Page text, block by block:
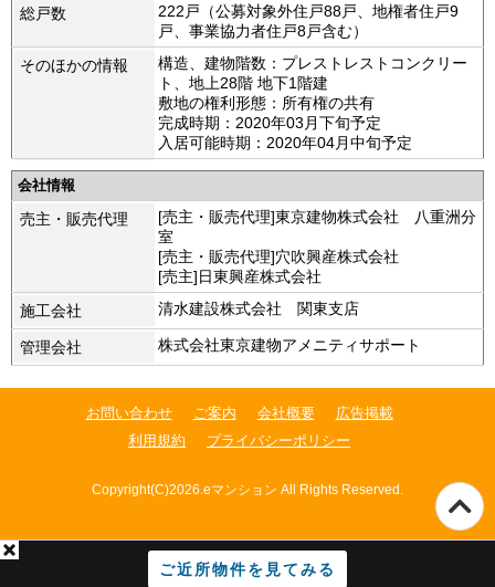
ご近所物件を見てみる
総戸数
222戸（公募対象外住戸88戸、地権者住戸9
戸、事業協力者住戸8戸含む）
そのほかの情報
構造、建物階数：プレストレストコンクリー
ト、地上28階 地下1階建
敷地の権利形態：所有権の共有
完成時期：2020年03月下旬予定
入居可能時期：2020年04月中旬予定
会社情報
売主・販売代理
[売主・販売代理]東京建物株式会社 八重洲分
室
[売主・販売代理]穴吹興産株式会社
[売主]日東興産株式会社
施工会社
清水建設株式会社 関東支店
管理会社 株式会社東京建物アメニティサポート
お問い合わせ ご案内 会社概要
広告掲載
利用規約
プライバシーポリシー
Copyright(C)2026.eマンション All Rights Reserved.